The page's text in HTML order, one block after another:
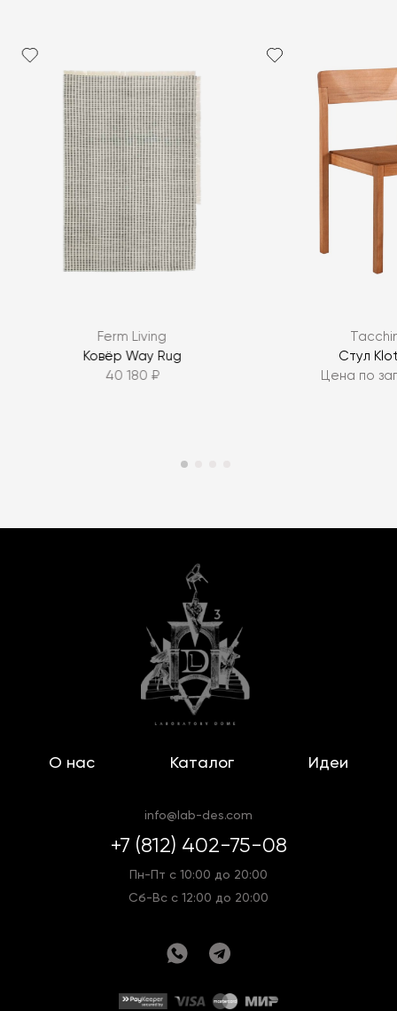
Ferm Living
Ковёр Way Rug
40 180 ₽
Стул
Цена по
О нас Каталог Идеи
info@lab-des.com
+7 (812) 402-75-08
Пн-Пт с 10:00 до 20:00
Сб-Вс с 12:00 до 20:00